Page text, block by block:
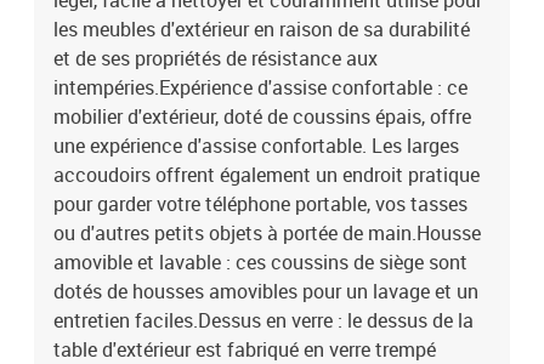
coussin de dossier3 x coussin de siège avec housse amovible et
lavable
les meubles d'extérieur en raison de sa durabilité
et de ses propriétés de résistance aux
intempéries.Expérience d'assise confortable : ce
mobilier d'extérieur, doté de coussins épais, offre
une expérience d'assise confortable. Les larges
accoudoirs offrent également un endroit pratique
pour garder votre téléphone portable, vos tasses
ou d'autres petits objets à portée de main.Housse
amovible et lavable : ces coussins de siège sont
dotés de housses amovibles pour un lavage et un
entretien faciles.Dessus en verre : le dessus de la
table d'extérieur est fabriqué en verre trempé